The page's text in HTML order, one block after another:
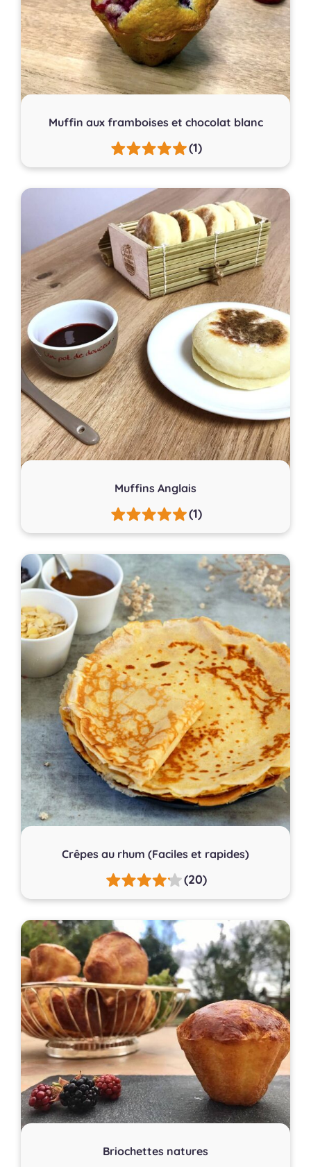
Muffin aux framboises et chocolat blanc
(1)
Muffins Anglais
(1)
Crêpes au rhum (Faciles et rapides)
(20)
Briochettes natures